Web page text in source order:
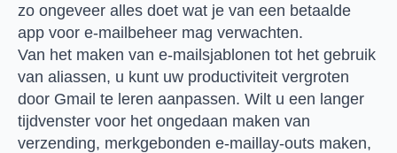
zo ongeveer alles doet wat je van een betaalde
app voor e-mailbeheer mag verwachten.
Van het maken van e-mailsjablonen tot het gebruik
van aliassen, u kunt uw productiviteit vergroten
door Gmail te leren aanpassen. Wilt u een langer
tijdvenster voor het ongedaan maken van
verzending, merkgebonden e-maillay-outs maken,